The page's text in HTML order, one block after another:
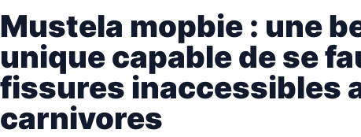
Mustela mopbie : une
unique capable de se
fissures inaccessibles
carnivores